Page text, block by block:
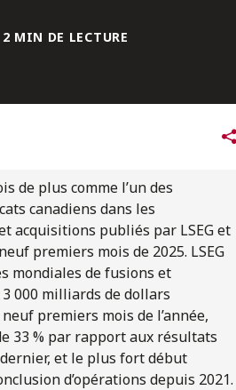
2 MIN DE LECTURE
de plus comme l’un des
canadiens dans les
acquisitions publiés par LSEG et
premiers mois de 2025. LSEG
mondiales de fusions et
000 milliards de dollars
premiers mois de l’année,
33 % par rapport aux résultats
et le plus fort début
d’opérations depuis 2021.